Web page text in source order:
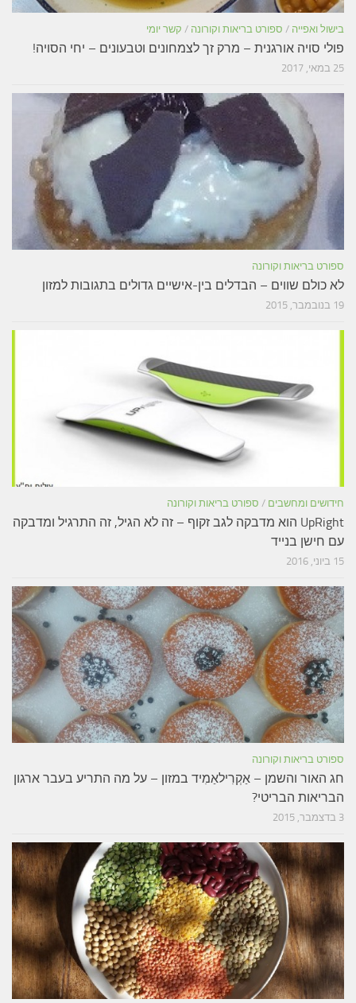
בישול ואפייה / ספורט בריאות וקורונה / קשר יומי
פולי סויה אורגנית – מרק זך לצמחונים וטבעונים – יחי הסויה!
25 במאי, 2017
ספורט בריאות וקורונה
לא כולם שווים – הבדלים בין-אישיים גדולים בתגובות למזון
19 בנובמבר, 2015
חידושים ומחשבים / ספורט בריאות וקורונה
UpRight הוא מדבקה לגב זקוף – זה לא הגיל, זה התרגיל ומדבקה
עם חישן בנייד
15 ביוני, 2016
ספורט בריאות וקורונה
חג האור והשמן – אַקְרִילאַמִיד במזון – על מה התריע בעבר ארגון
הבריאות הבריטי?
3 בדצמבר, 2015